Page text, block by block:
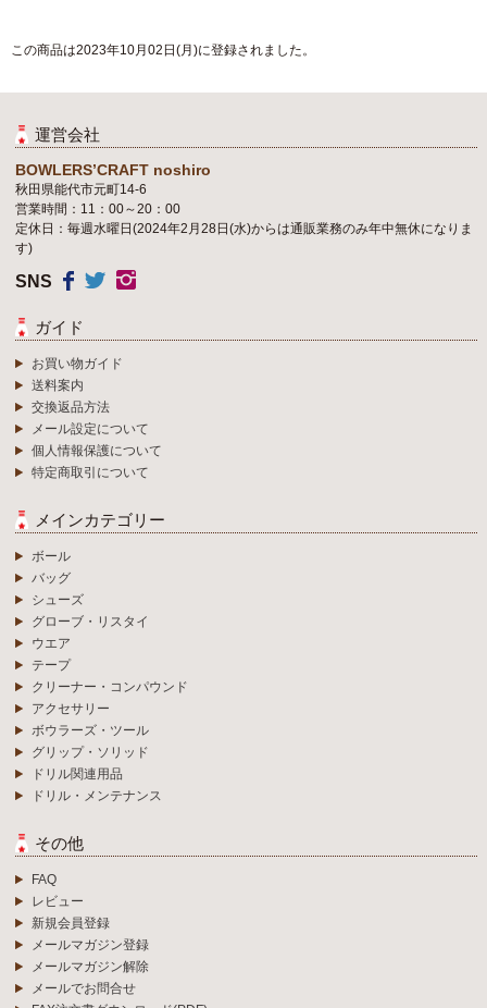
この商品は2023年10月02日(月)に登録されました。
運営会社
BOWLERS’CRAFT noshiro
秋田県能代市元町14-6
営業時間：11：00～20：00
定休日：毎週水曜日(2024年2月28日(水)からは通販業務のみ年中無休になりま
す)
SNS
ガイド
お買い物ガイド
送料案内
交換返品方法
メール設定について
個人情報保護について
特定商取引について
メインカテゴリー
ボール
バッグ
シューズ
グローブ・リスタイ
ウエア
テープ
クリーナー・コンパウンド
アクセサリー
ボウラーズ・ツール
グリップ・ソリッド
ドリル関連用品
ドリル・メンテナンス
その他
FAQ
レビュー
新規会員登録
メールマガジン登録
メールマガジン解除
メールでお問合せ